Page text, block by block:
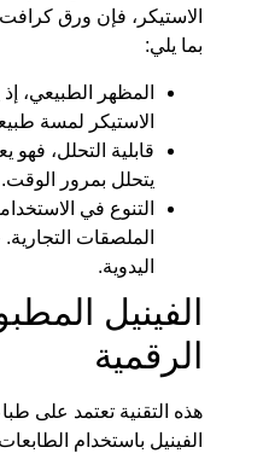
الاستيكر، فإن ورق كرافت
بما يلي:
المظهر الطبيعي،
الاستيكر لمسة
قابلية التحلل، فهو
يتحلل بمرور الوقت.
التنوع في
الملصقات
اليدوية.
الفينيل
الرقمية
هذه التقنية تعتمد على
الفينيل باستخدام